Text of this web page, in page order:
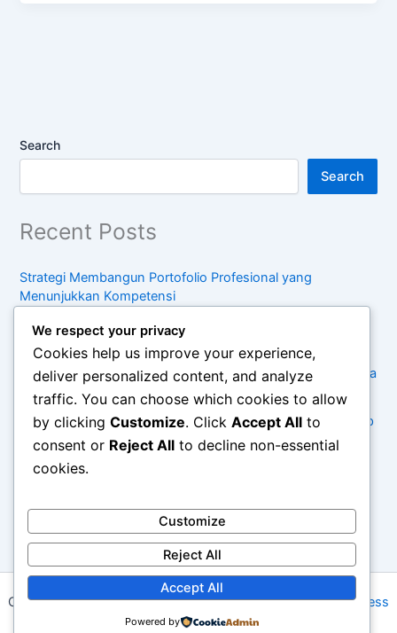
Search
Search
Recent Posts
Strategi Membangun Portofolio Profesional yang
Menunjukkan Kompetensi
Panduan Meningkatkan Keterampilan Komunikasi di
Lingkungan Kerja
Cara Menyusun Rencana Pengembangan Karier untuk Lima
Tahun Mendatang
Kebiasaan Sederhana untuk Menjaga Keseimbangan Hidup
di Tengah Kesibukan
Pentingnya Konsumsi Sadar dalam Menghadapi Tren
Copyright © 2026 Paddysvalley | Powered byAstra WordPress
Theme
We respect your privacy
Cookies help us improve your experience,
deliver personalized content, and analyze
traffic. You can choose which cookies to allow
by clicking Customize. Click Accept All to
consent or Reject All to decline non-essential
cookies.
Customize
Reject All
Accept All
Powered by